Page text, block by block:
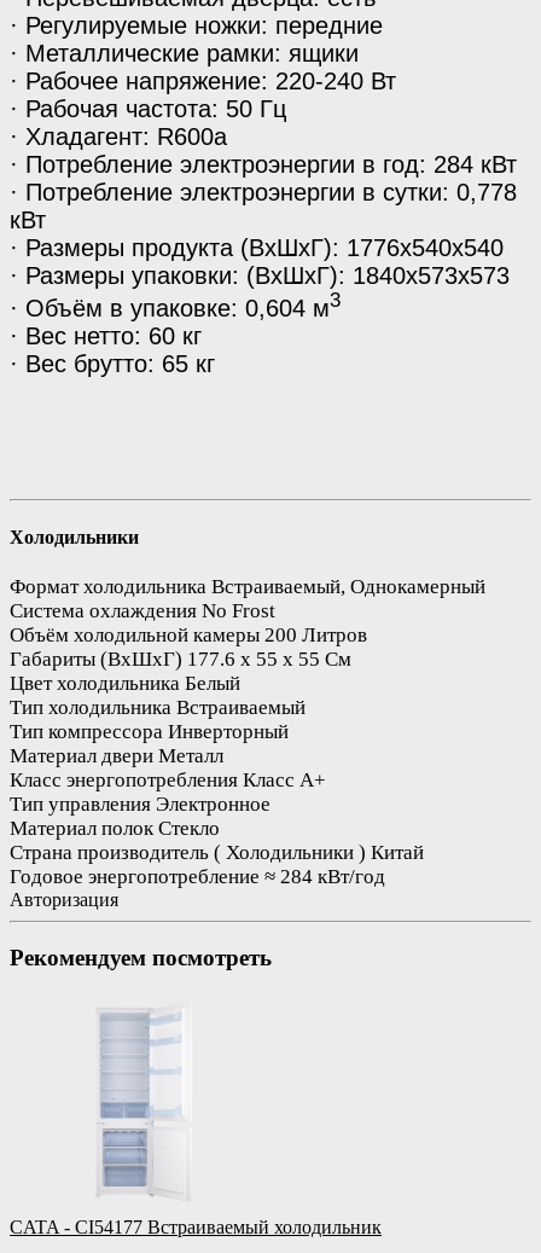
· Регулируемые ножки: передние
· Металлические рамки: ящики
· Рабочее напряжение: 220-240 Вт
· Рабочая частота: 50 Гц
· Хладагент: R600a
· Потребление электроэнергии в год: 284 кВт
· Потребление электроэнергии в сутки: 0,778
кВт
· Размеры продукта (ВхШхГ): 1776х540х540
· Размеры упаковки: (ВхШхГ): 1840х573х573
· Объём в упаковке: 0,604 м3
· Вес нетто: 60 кг
· Вес брутто: 65 кг
Холодильники
Формат холодильника Встраиваемый, Однокамерный
Система охлаждения No Frost
Объём холодильной камеры 200 Литров
Габариты (ВхШхГ) 177.6 х 55 х 55 См
Цвет холодильника Белый
Тип холодильника Встраиваемый
Тип компрессора Инверторный
Материал двери Металл
Класс энергопотребления Класс A+
Тип управления Электронное
Материал полок Стекло
Страна производитель ( Холодильники ) Китай
Годовое энергопотребление ≈ 284 кВт/год
Авторизация
Рекомендуем посмотреть
CATA - CI54177 Встраиваемый холодильник